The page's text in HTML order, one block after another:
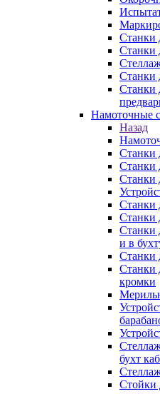
Станки
Станки
Станки
Станки
Намоточные
Назад
Станки
Станки
Станки
Станки
Станки
Станки
и в
Станки
Станки
кромки
бухт
Стойки